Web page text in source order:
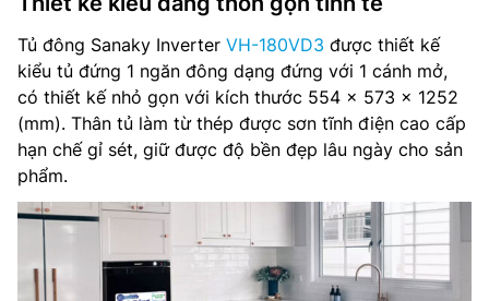
Công suất: 121,3 (W)
Dung tích thực: 150 lít
Kích thước: 554 x 573 x 1252 (mm)
Trọng lượng: 46 (kg)
Môi chất lạnh: R600a
Bánh xe: 4 chân đế, không có bánh xe
Tủ đông Sanaky Inverter VH-180VD3 được thiết kế
kiểu tủ đứng 1 ngăn đông dạng đứng với 1 cánh mở,
có thiết kế nhỏ gọn với kích thước 554 x 573 x 1252
(mm). Thân tủ làm từ thép được sơn tĩnh điện cao cấp
hạn chế gỉ sét, giữ được độ bền đẹp lâu ngày cho sản
phẩm.